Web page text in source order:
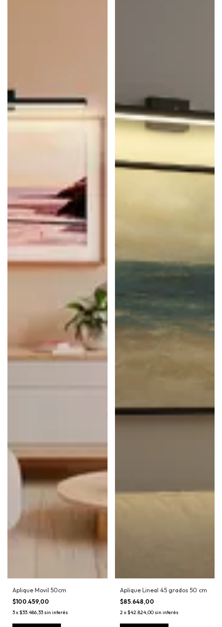
Aplique Movil 50cm
$100.459,00
3x$33.486,33 sin interés
Aplique Lineal 45 grados 50 cm
$85.648,00
2x$42.824,00 sin interés